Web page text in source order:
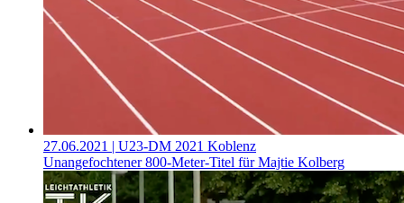
27.06.2021 | U23-DM 2021 Koblenz
Unangefochtener 800-Meter-Titel für Majtie Kolberg